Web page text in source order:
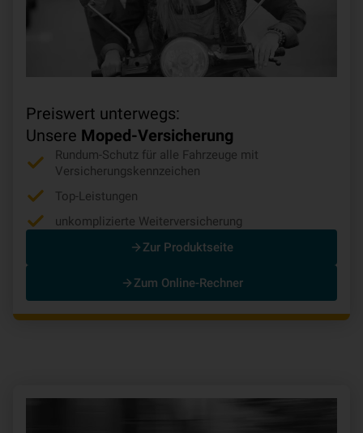
Preiswert unterwegs:
Unsere Moped-Versicherung
Rundum-Schutz für alle Fahrzeuge mit
Versicherungskennzeichen
Top-Leistungen
unkomplizierte Weiterversicherung
Zur Produktseite
Zum Online-Rechner